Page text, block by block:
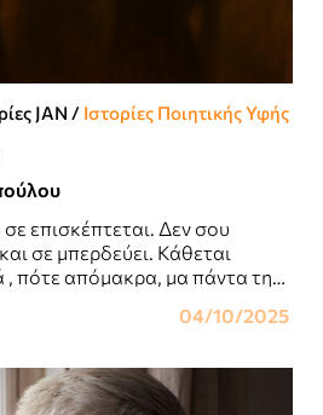
JΑΝ / Ιστορίες Ποιητικής Υφής
επισκέπτεται. Δεν σου
σε μπερδεύει. Κάθεται
, πότε απόμακρα, μα πάντα τη
04/10/2025